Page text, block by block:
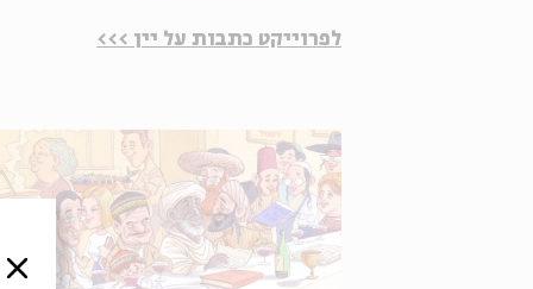
לפרוייקט כתבות על יין >>>
סגור